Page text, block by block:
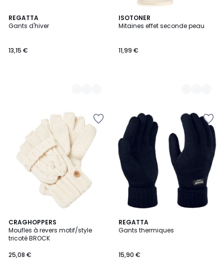
REGATTA
Gants d'hiver
13,15 €
2
Couleurs
ISOTONER
Mitaines effet seconde peau
11,99 €
2
Couleurs
CRAGHOPPERS
Moufles à revers motif/style
tricoté BROCK
25,08 €
REGATTA
Gants thermiques
15,90 €
2
Couleurs